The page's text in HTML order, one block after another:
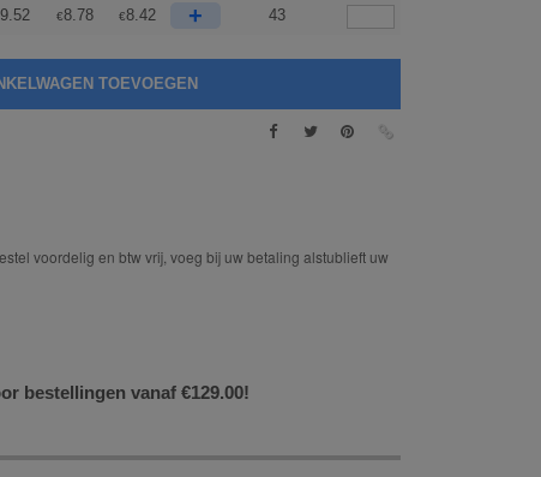
9.52 €8.78 €8.42 + 43
voordelig en btw vrij, voeg bij uw betaling alstublieft uw
bestellingen vanaf €129.00!